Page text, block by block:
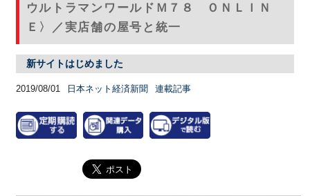
ウルトラマンワールドＭ７８ ＯＮＬＩＮ
Ｅ〉／実店舗の屋号と統一
新サイトはじめました
2019/08/01 日本ネット経済新聞 連載記事